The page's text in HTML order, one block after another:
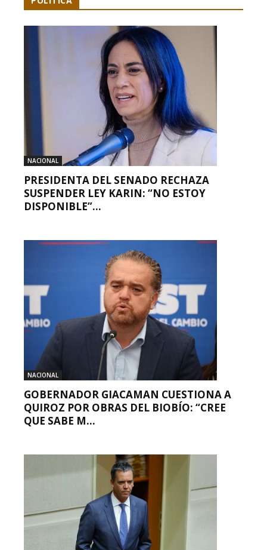
NACIONAL
PRESIDENTA DEL SENADO RECHAZA
SUSPENDER LEY KARIN: “NO ESTOY
DISPONIBLE”...
NACIONAL
GOBERNADOR GIACAMAN CUESTIONA A
QUIROZ POR OBRAS DEL BIOBÍO: “CREE
QUE SABE M...